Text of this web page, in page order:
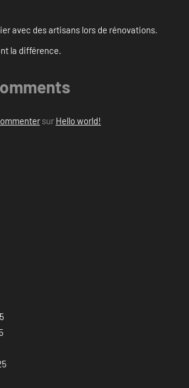
avec des artisans lors de rénovations.
la différence.
sur Hello world!